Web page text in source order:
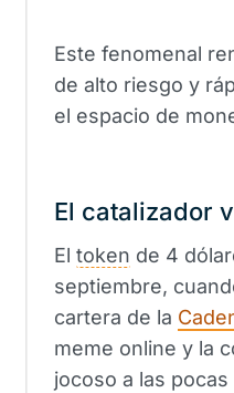
Este fenomenal
de alto riesgo y
el espacio de
El catalizador
El token de 4
septiembre,
cartera de la
meme online y la
jocoso a las pocas